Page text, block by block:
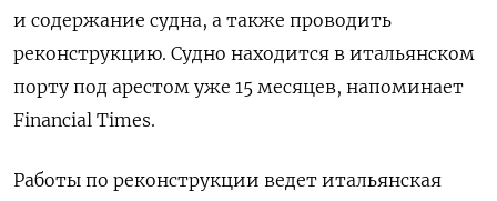
и содержание судна, а также проводить
реконструкцию. Судно находится в итальянском
порту под арестом уже 15 месяцев, напоминает
Financial Times.
Работы по реконструкции ведет итальянская